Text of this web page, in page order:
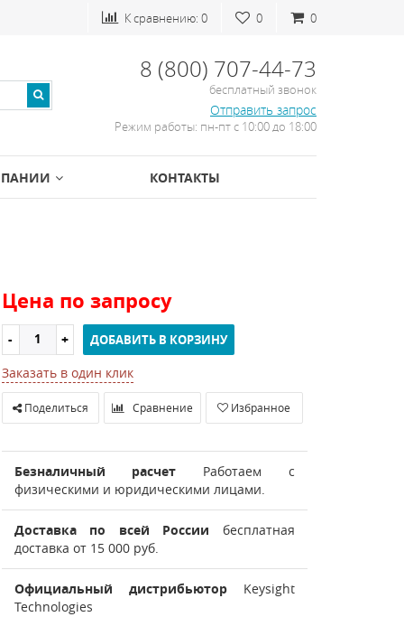
0
0
К сравнению: 0
8 (800) 707-44-73
бесплатный звонок
Отправить запрос
Режим работы: пн-пт с 10:00 до 18:00
КОНТАКТЫ
Цена по запросу
ДОБАВИТЬ В КОРЗИНУ
Заказать в один клик
Поделиться Сравнение Избранное
Безналичный расчет Работаем с
физическими и юридическими лицами.
Доставка по всей России бесплатная
доставка от 15 000 руб.
Официальный дистрибьюторKeysight
Technologies